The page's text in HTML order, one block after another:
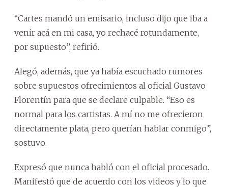
“Cartes mandó un emisario, incluso dijo que iba a
venir acá en mi casa, yo rechacé rotundamente,
por supuesto”, refirió.
Alegó, además, que ya había escuchado rumores
sobre supuestos ofrecimientos al oficial Gustavo
Florentín para que se declare culpable. “Eso es
normal para los cartistas. A mí no me ofrecieron
directamente plata, pero querían hablar conmigo”,
sostuvo.
Expresó que nunca habló con el oficial procesado.
Manifestó que de acuerdo con los videos y lo que